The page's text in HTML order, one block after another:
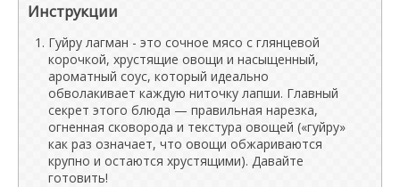
Инструкции
Гуйру лагман - это сочное мясо с глянцевой
корочкой, хрустящие овощи и насыщенный,
ароматный соус, который идеально
обволакивает каждую ниточку лапши. Главный
секрет этого блюда — правильная нарезка,
огненная сковорода и текстура овощей («гуйру»
как раз означает, что овощи обжариваются
крупно и остаются хрустящими). Давайте
готовить!